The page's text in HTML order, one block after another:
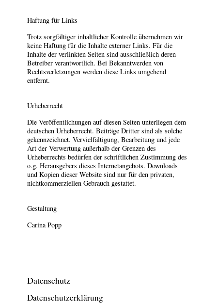
Haftung für Links
Trotz sorgfältiger inhaltlicher Kontrolle übernehmen wir
keine Haftung für die Inhalte externer Links. Für die
Inhalte der verlinkten Seiten sind ausschließlich deren
Betreiber verantwortlich. Bei Bekanntwerden von
Rechtsverletzungen werden diese Links umgehend
entfernt.
Urheberrecht
Die Veröffentlichungen auf diesen Seiten unterliegen dem
deutschen Urheberrecht. Beiträge Dritter sind als solche
gekennzeichnet. Vervielfältigung, Bearbeitung und jede
Art der Verwertung außerhalb der Grenzen des
Urheberrechts bedürfen der schriftlichen Zustimmung des
o.g. Herausgebers dieses Internetangebots. Downloads
und Kopien dieser Website sind nur für den privaten,
nichtkommerziellen Gebrauch gestattet.
Gestaltung
Carina Popp
Datenschutz
Datenschutzerklärung